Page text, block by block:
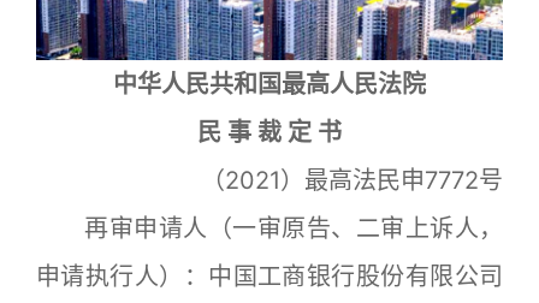
中华人民共和国最高人民法院
民 事 裁 定 书
（2021）最高法民申7772号
再审申请人（一审原告、二审上诉人，
申请执行人）：中国工商银行股份有限公司